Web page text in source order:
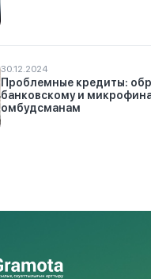
30.12.2024
Проблемные кредиты:
банковскому и
омбудсманам